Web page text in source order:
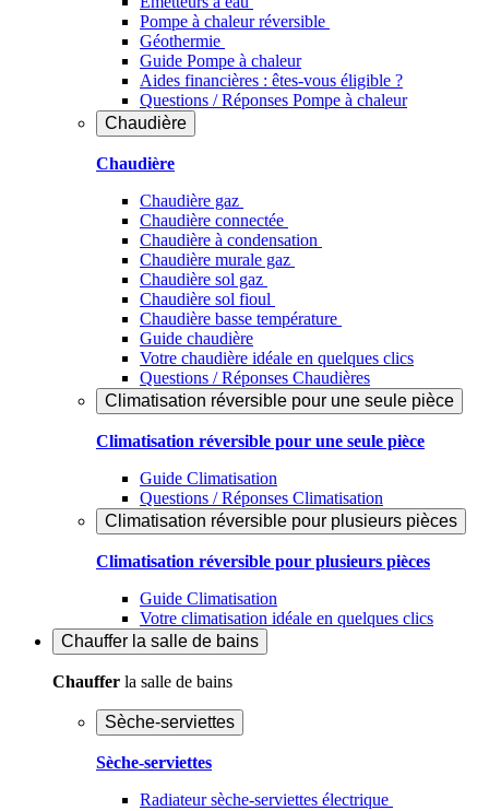
Pompe à chaleur réversible
Géothermie
Guide Pompe à chaleur
Aides financières : êtes-vous éligible ?
Questions / Réponses Pompe à chaleur
Chaudière
Chaudière
Chaudière gaz
Chaudière connectée
Chaudière à condensation
Chaudière murale gaz
Chaudière sol gaz
Chaudière sol fioul
Chaudière basse température
Guide chaudière
Votre chaudière idéale en quelques clics
Questions / Réponses Chaudières
Climatisation réversible pour une seule pièce
Climatisation réversible pour une seule pièce
Guide Climatisation
Questions / Réponses Climatisation
Climatisation réversible pour plusieurs pièces
Climatisation réversible pour plusieurs pièces
Guide Climatisation
Votre climatisation idéale en quelques clics
Chauffer la salle de bains
Chauffer la salle de bains
Sèche-serviettes
Sèche-serviettes
Radiateur sèche-serviettes électrique